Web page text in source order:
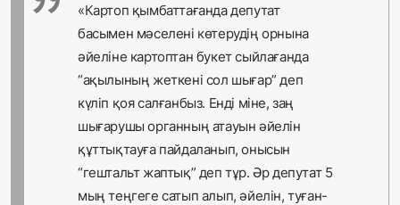
«Картоп қымбаттағанда депутат
басымен мәселені көтерудің орнына
әйеліне картоптан букет сыйлағанда
“ақылының жеткені сол шығар” деп
күліп қоя салғанбыз. Енді міне, заң
шығарушы органның атауын әйелін
құттықтауға пайдаланып, онысын
“гештальт жаптық” деп тұр. Әр депутат 5
мың теңгеге сатып алып, әйелін, туған-